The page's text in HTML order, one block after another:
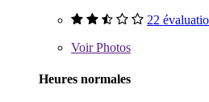
22
VoirPhotos
Heures normales